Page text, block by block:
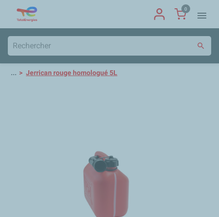
0
menu
search
... Jerrican rouge homologué 5L